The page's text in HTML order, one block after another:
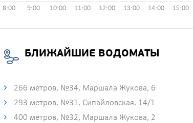
8:00 9:00 10:00 11:00 12:00 13:00 14:00 15:00
БЛИЖАЙШИЕ ВОДОМАТЫ
266 метров, №34, Маршала Жукова, 6
293 метров, №31, Сипайловская, 14/1
400 метров, №32, Маршала Жукова, 2